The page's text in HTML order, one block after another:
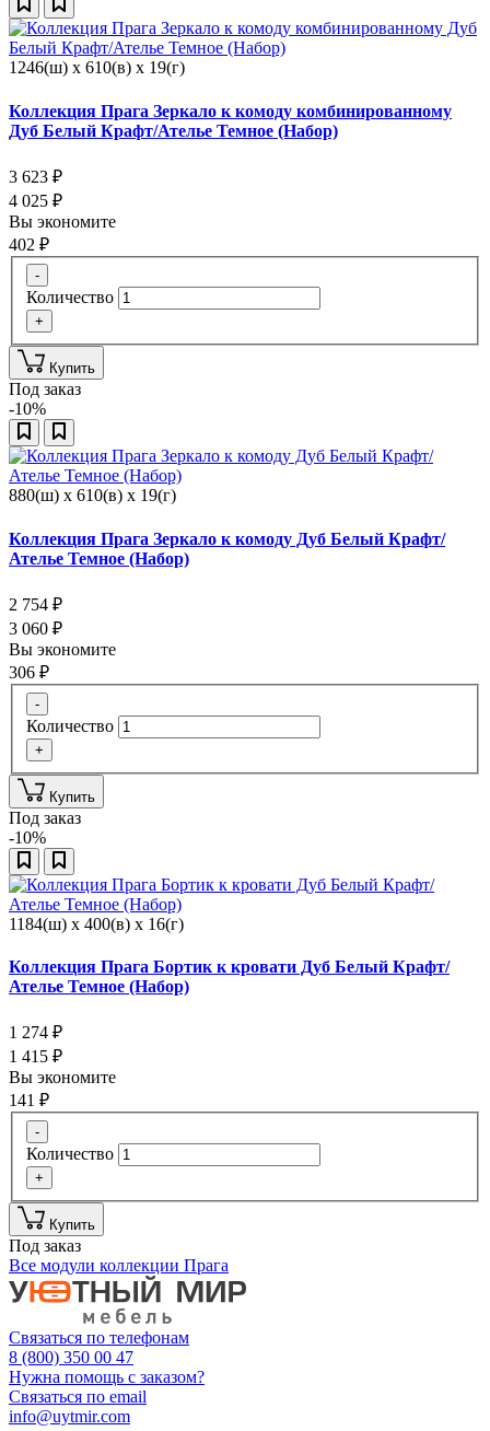
1246(ш) x 610(в) x 19(г)
Коллекция Прага Зеркало к комоду комбинированному
Дуб Белый Крафт/Ателье Темное (Набор)
3 623 ₽
4 025 ₽
Вы экономите
402 ₽
-
Количество
+
Купить
Под заказ
-10%
880(ш) x 610(в) x 19(г)
Коллекция Прага Зеркало к комоду Дуб Белый Крафт/
Ателье Темное (Набор)
2 754 ₽
3 060 ₽
Вы экономите
306 ₽
-
Количество
+
Купить
Под заказ
-10%
1184(ш) x 400(в) x 16(г)
Коллекция Прага Бортик к кровати Дуб Белый Крафт/
Ателье Темное (Набор)
1 274 ₽
1 415 ₽
Вы экономите
141 ₽
-
Количество
+
Купить
Под заказ
Все модули коллекции Прага
Связаться по телефонам
8 (800) 350 00 47
Нужна помощь с заказом?
Связаться по email
info@uytmir.com